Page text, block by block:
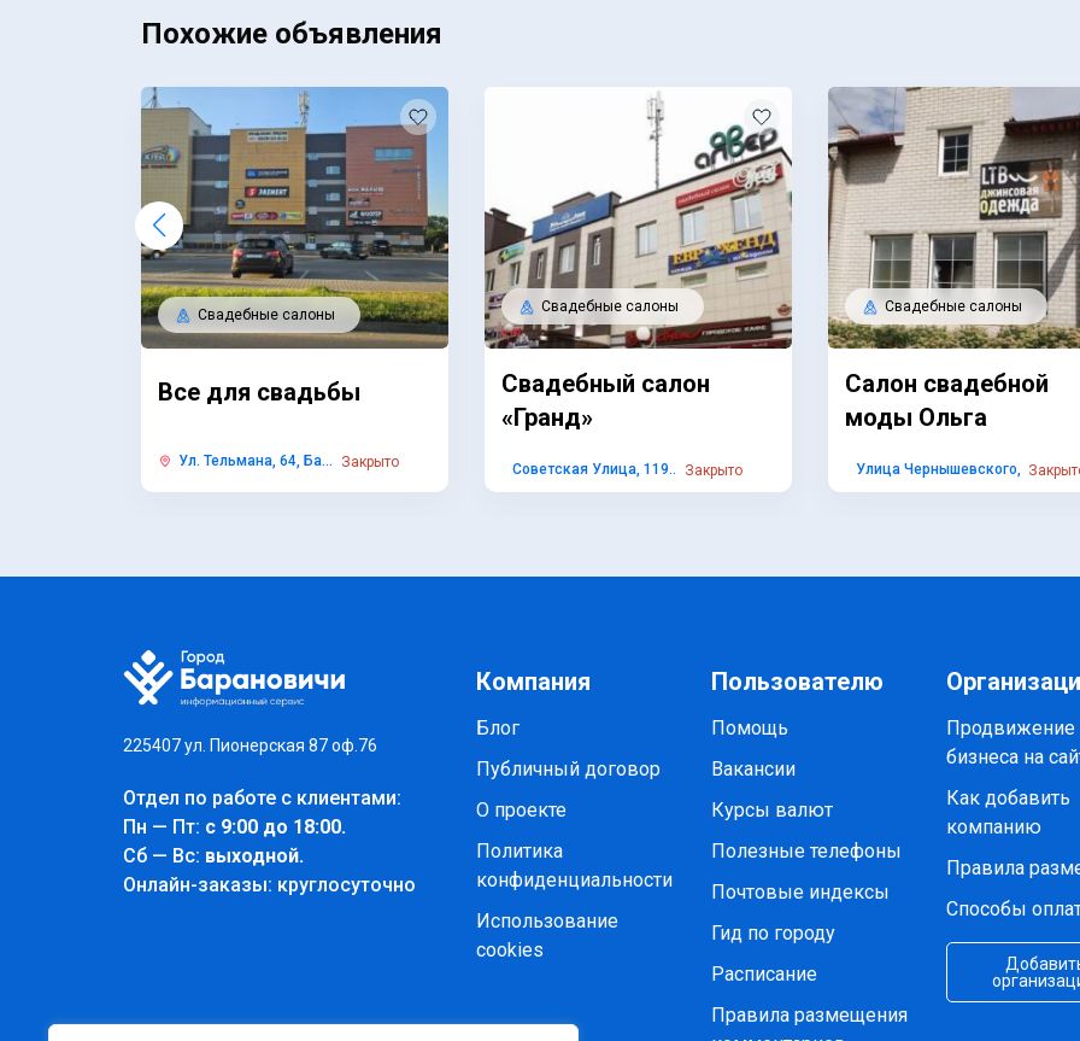
Похожие объявления
Все для свадьбы
Свадебные салоны
Ул. Тельмана, 64, Ба... Закрыто
Свадебный салон
«Гранд»
Свадебные салоны
Советская Улица, 119... Закрыто
Салон свадебной
моды Ольга
Свадебные салоны
Улица Чернышевского,...
225407 ул. Пионерская 87 оф.76
Отдел по работе с клиентами:
Пн — Пт: с 9:00 до 18:00.
Cб — Вс: выходной.
Онлайн-заказы: круглосуточно
Компания
Блог
Публичный договор
О проекте
Политика
конфиденциальности
Использование
cookies
Пользователю
Помощь
Вакансии
Курсы валют
Полезные телефоны
Почтовые индексы
Гид по городу
Расписание
Правила размещения
Продвижение
бизнеса на
Как добавить
компанию
Правила
Способы